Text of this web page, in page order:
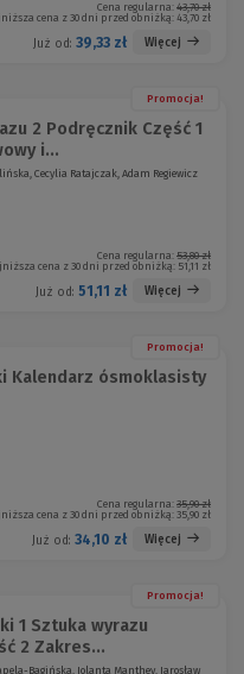
Cena regularna: 43,70 zł
cena z 30 dni przed obniżką:43,70 zł
Już od: 39,33 zł Więcej
Promocja!
2 Podręcznik Część 1
i...
Cecylia Ratajczak, Adam Regiewicz
Cena regularna: 53,80 zł
cena z 30 dni przed obniżką: 51,11 zł
Już od: 51,11 zł Więcej
Promocja!
Kalendarz ósmoklasisty
Cena regularna: 35,90 zł
cena z 30 dni przed obniżką:35,90 zł
Już od: 34,10 zł Więcej
Promocja!
1 Sztuka wyrazu
2 Zakres...
Bagińska, Jolanta Manthey, Jarosław